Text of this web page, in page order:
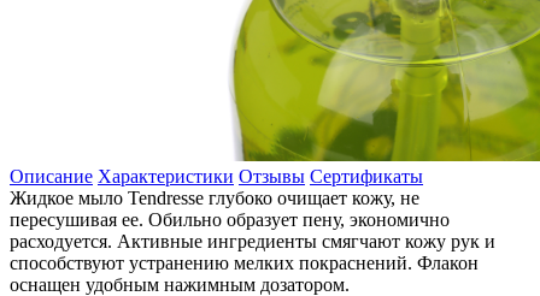
Описание Характеристики Отзывы Сертификаты
Жидкое мыло Tendresse глубоко очищает кожу, не
пересушивая ее. Обильно образует пену, экономично
расходуется. Активные ингредиенты смягчают кожу рук и
способствуют устранению мелких покраснений. Флакон
оснащен удобным нажимным дозатором.